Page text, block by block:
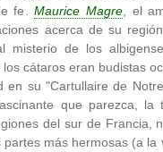
fe.Maurice Magre, el
acerca de su
misterio de los
cátaros eran budistas
en su "Cartullaire de
que parezca,
del sur de
más hermosas (a